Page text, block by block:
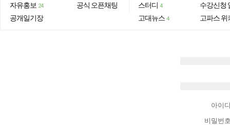
자유홍보 24
공개일기장
공식 오픈채팅 스터디 4
고대뉴스 4
수강신청
고파스 위
아이
비밀번